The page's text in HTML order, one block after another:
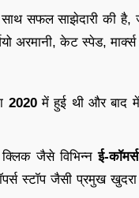
साथ सफल साझेदारी की
अरमानी, केट स्पेड,
2020में हुई थी और बाद में
क्लिक जैसे विभिन्नई-
स्टॉप जैसी प्रमुख